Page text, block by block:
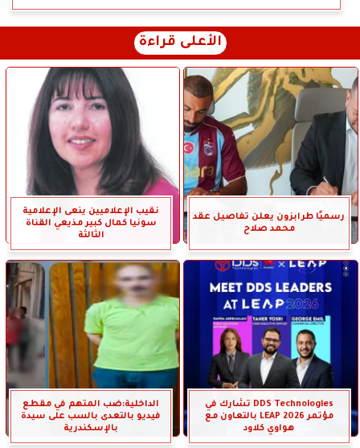
الأعلى قراءة
رسميًا طرابزون يعلن تفاصيل عقد
محمد صلاح
نقيب الإعلاميين ينعى الإعلامية
سونيا كمال كبير مذيعي القناة
الثالثة
DDS Technologies تشارك في
مؤتمر LEAP 2026 بالتعاون مع
هواوي كلاود
الداخلية:ضب المتهم في مقطع
فيديو بالتعدى بالسب على سيدة
بالإسكندرية